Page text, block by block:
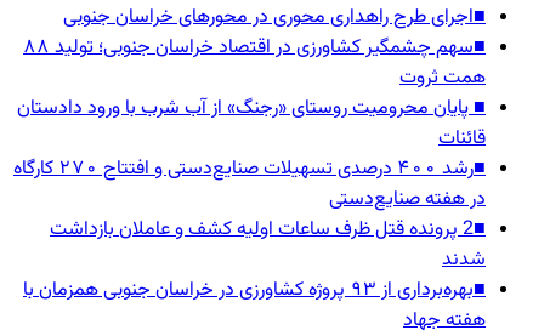
■اجرای طرح راهداری محوری در محورهای خراسان جنوبی
■
سهم چشمگیر کشاورزی در اقتصاد خراسان جنوبی؛ تولید ۸۸
همت ثروت
■پایان محرومیت روستای «رجنگ» از آب شرب با ورود دادستان
قائنات
■
رشد ۴۰۰ درصدی تسهیلات صنایع‌دستی و افتتاح ۲۷۰ کارگاه
در هفته صنایع‌دستی
■ 2 پرونده قتل ظرف ساعات اولیه کشف و عاملان بازداشت
شدند
■
بهره‌برداری از ۹۳ پروژه کشاورزی در خراسان جنوبی همزمان با
هفته جهاد